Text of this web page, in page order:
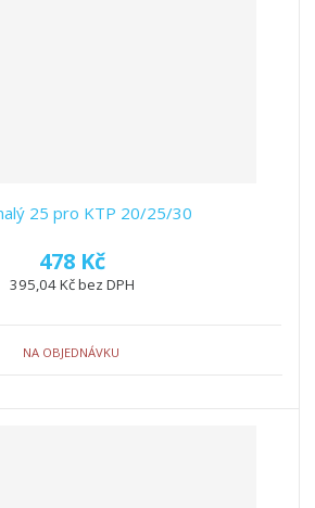
25 pro KTP 20/25/30
478 Kč
395,04 Kč bez DPH
NA OBJEDNÁVKU